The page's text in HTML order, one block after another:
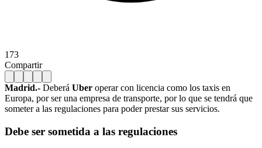
173
Compartir
Madrid.- Deberá Uber operar con licencia como los taxis en
Europa, por ser una empresa de transporte, por lo que se tendrá que
someter a las regulaciones para poder prestar sus servicios.
Debe ser sometida a las regulaciones